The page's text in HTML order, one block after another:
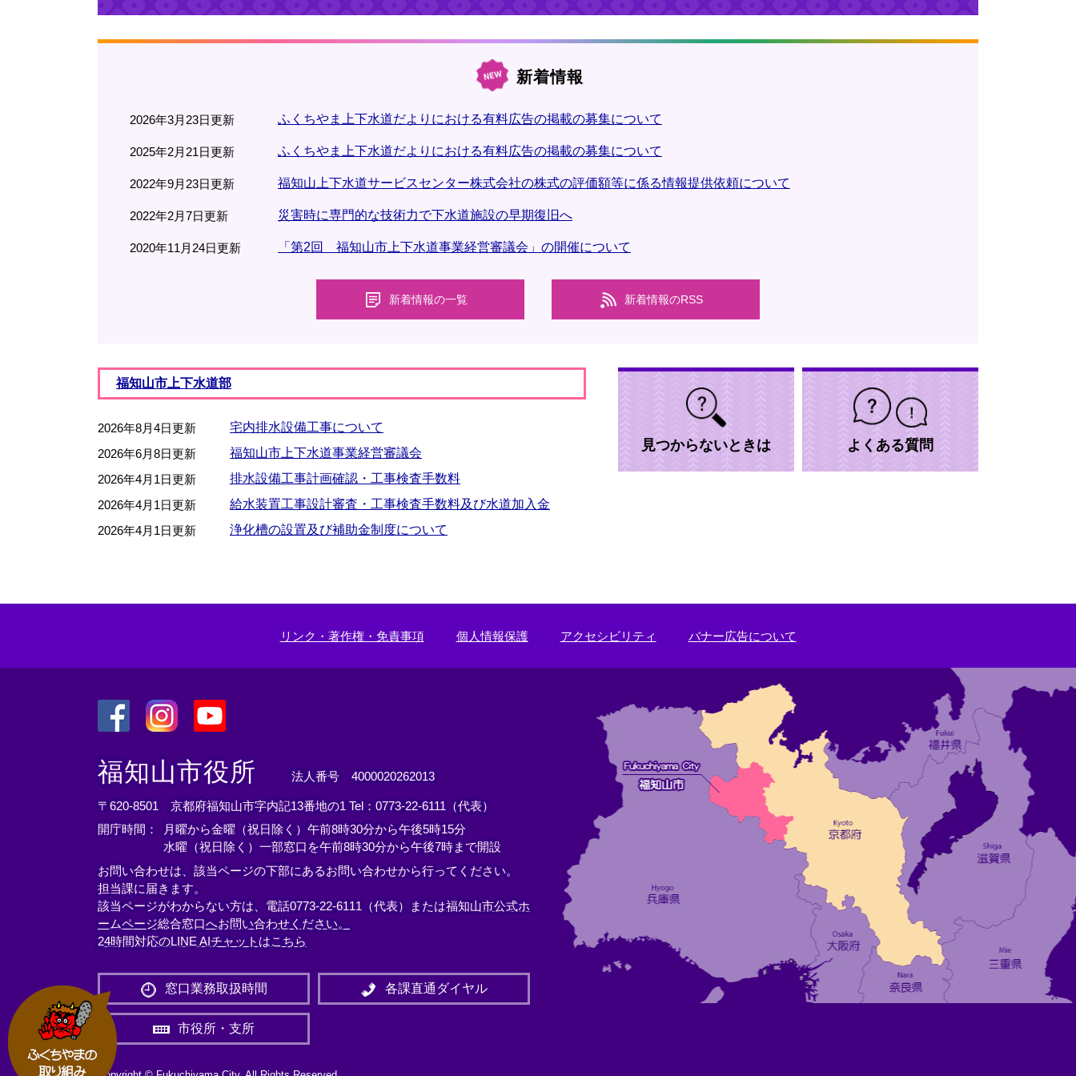
新着情報
2026年3月23日更新 ふくちやま上下水道だよりにおける有料広告の掲載の募集について
2025年2月21日更新 ふくちやま上下水道だよりにおける有料広告の掲載の募集について
2022年9月23日更新 福知山上下水道サービスセンター株式会社の株式の評価額等に係る情報提供依頼について
2022年2月7日更新 災害時に専門的な技術力で下水道施設の早期復旧へ
2020年11月24日更新 「第2回 福知山市上下水道事業経営審議会」の開催について
新着情報の一覧 新着情報のRSS
福知山市上下水道部
2026年8月4日更新
宅内排水設備工事について
2026年6月8日更新
福知山市上下水道事業経営審議会
2026年4月1日更新
排水設備工事計画確認・工事検査手数料
2026年4月1日更新
給水装置工事設計審査・工事検査手数料及び水道加入金
2026年4月1日更新
浄化槽の設置及び補助金制度について
見つからないときは よくある質問
リンク・著作権・免責事項 個人情報保護 アクセシビリティ バナー広告について
外
部
リ
ン
ク
外
部
リ
ン
ク
外
部
リ
ン
ク
＞
福知山市役所 法人番号 4000020262013
〒620-8501 京都府福知山市字内記13番地の1 Tel：0773-22-6111（代表）
開庁時間： 月曜から金曜（祝日除く）午前8時30分から午後5時15分
水曜（祝日除く）一部窓口を午前8時30分から午後7時まで開設
お問い合わせは、該当ページの下部にあるお問い合わせから行ってください。
担当課に届きます。
該当ページがわからない方は、電話0773-22-6111（代表）または福知山市公式ホ
ームページ総合窓口へお問い合わせください。
24時間対応のLINE AIチャットはこちら
外
部
リ
窓口業務取扱時間 各課直通ダイヤル
市役所・支所